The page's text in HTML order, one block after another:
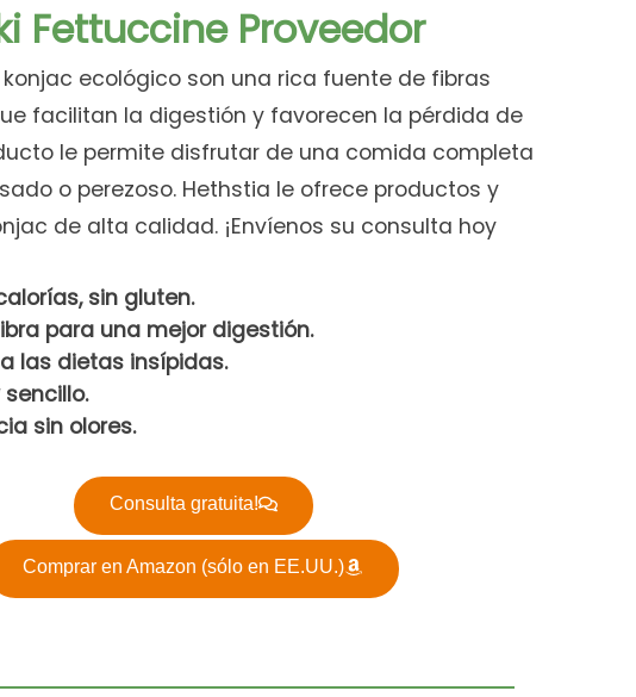
Fettuccine Proveedor
konjac ecológico son una rica fuente de fibras
facilitan la digestión y favorecen la pérdida de
le permite disfrutar de una comida completa
o perezoso. Hethstia le ofrece productos y
de alta calidad. ¡Envíenos su consulta hoy
sin gluten.
para una mejor digestión.
las dietas insípidas.
sencillo.
sin olores.
Consulta gratuita!
Comprar en Amazon (sólo en EE.UU.)